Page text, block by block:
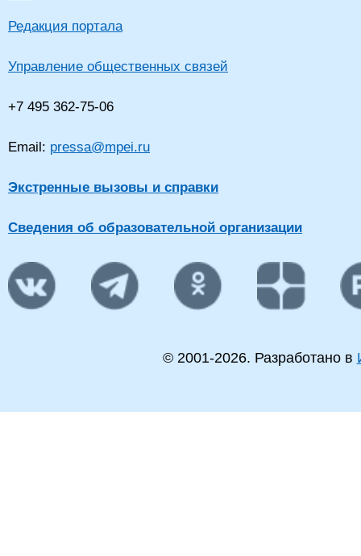
Редакция портала
Управление общественных связей
+7 495 362-75-06
Email: pressa@mpei.ru
Экстренные вызовы и справки
Сведения об образовательной организации
© 2001-2026. Разработано в